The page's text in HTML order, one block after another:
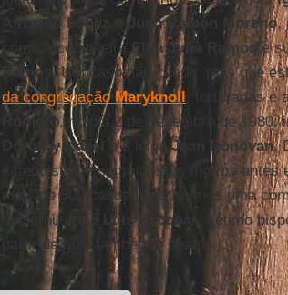
Amando López
eJuan Ramón Moreno,
como a cozinheira Elba Julia Ramos e
Ramos . Um caso não citado, mas que
da congregaçãoMaryknoll , torturadas
Romero, no dia 2 de dezembro de 1980:
Dorothy Kazel e a leigaJean Donovan.
catequistas e seminaristas mortos antes
mais de 500 casos e instituímos uma
declarou
José Luis Escobar
, sétimo
partir de hoje também é beato.